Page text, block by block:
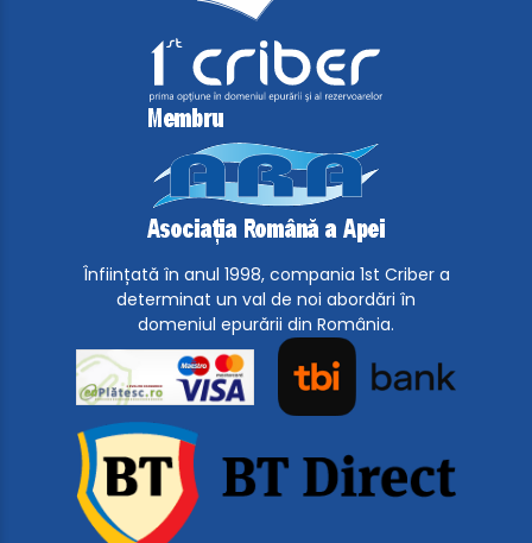
Înființată în anul 1998, compania 1st Criber a
determinat un val de noi abordări în
domeniul epurării din România.